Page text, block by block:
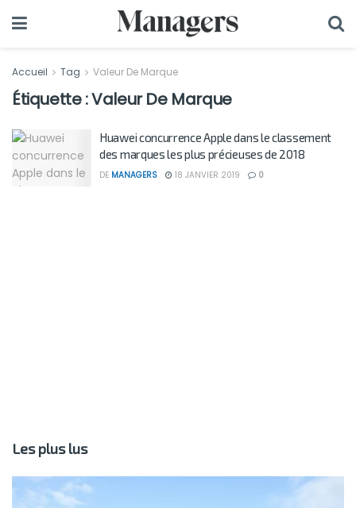
Accueil Tag Valeur De Marque
Étiquette :Valeur De Marque
Huawei concurrence Apple dans le classement
des marques les plus précieuses de 2018
DE MANAGERS 18 JANVIER 2019 0
Les plus lus